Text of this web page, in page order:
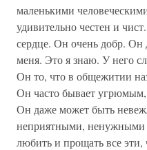
маленькими
удивительно честен и
сердце. Он очень добр. Он
меня. Это я знаю. У него
Он то, что в общежитии
Он часто бывает
Он даже может быть
неприятными, ненужными
любить и прощать все эти,